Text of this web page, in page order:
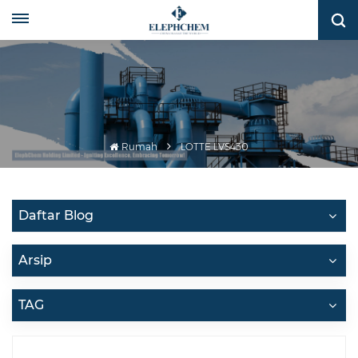
Rumah LOTTE LVS430
Daftar Blog
Arsip
TAG